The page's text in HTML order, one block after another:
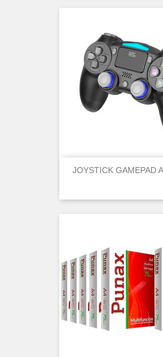
JOYSTICK GAMEPAD